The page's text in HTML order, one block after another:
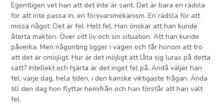
Egentligen vet han att det inte är sant. Det är bara en rädsla
för att inte passa in, en försvarsmekanism. En rädsla för att
missa något. Det är fel. Helt fel. Han önskar att han kunde
återta makten. Över sitt liv och sin situation. Att han kunde
påverka. Men någonting ligger i vägen och får honom att tro
att det är omöjligt. Hur är det möjligt att låta sig luras på detta
sätt? Intellekt och hjärta är det inget fel på. Ändå väljer han
fel, varje dag, hela tiden, i den kanske viktigaste frågan. Ända
till den dag hon flyttar hemifrån och han förstår att han valt
fel.